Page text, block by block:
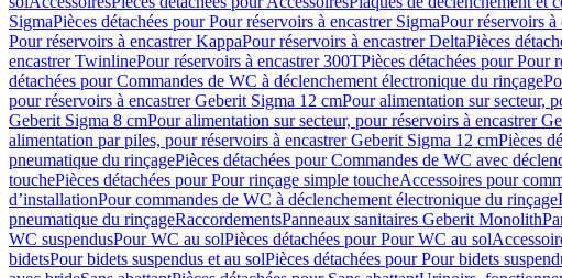
SigmaPièces détachées pour Pour réservoirs à encastrer SigmaPour réservoirs à
Pour réservoirs à encastrer KappaPour réservoirs à encastrer DeltaPièces
encastrer TwinlinePour réservoirs à encastrer 300TPièces détachées pour Pour
détachées pour Commandes de WC à déclenchement électronique du rinçage
pour réservoirs à encastrer Geberit Sigma 12 cmPour alimentation sur secteur,
Geberit Sigma 8 cmPour alimentation sur secteur, pour réservoirs à encastrer
alimentation par piles, pour réservoirs à encastrer Geberit Sigma 12 cmPièces
pneumatique du rinçagePièces détachées pour Commandes de WC avec
touchePièces détachées pour Pour rinçage simple toucheAccessoires pour
d’installationPour commandes de WC à déclenchement électronique du rinçage
pneumatique du rinçageRaccordementsPanneaux sanitaires Geberit Monolith
WC suspendusPour WC au solPièces détachées pour Pour WC au sol
bidetsPour bidets suspendus et au solPièces détachées pour Pour bidets